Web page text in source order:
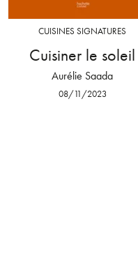
CUISINES SIGNATURES
Cuisiner le soleil
Aurélie Saada
08/11/2023